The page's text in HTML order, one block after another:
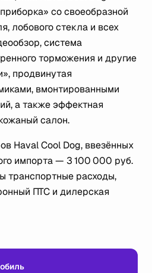
со своеобразной
лобового стекла и всех
система
торможения и другие
продвинутая
вмонтированными
а также эффектная
салон.
Haval Cool Dog, ввезённых
импорта — 3 100 000 руб.
транспортные расходы,
ПТС и дилерская